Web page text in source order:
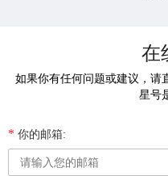
在
如果你有任何问题或建议，请
星号
* 你的邮箱: